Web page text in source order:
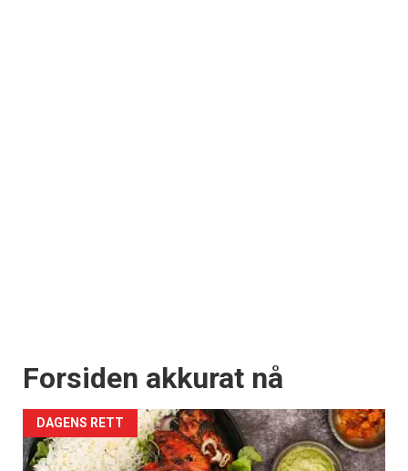
Forsiden akkurat nå
DAGENS RETT